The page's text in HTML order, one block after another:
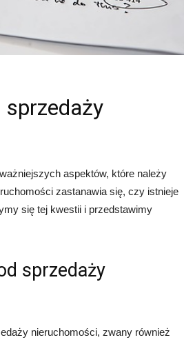
sprzedaży
aspektów, które należy
zastanawia się, czy istnieje
się tej kwestii i przedstawimy
sprzedaży
nieruchomości, zwany również